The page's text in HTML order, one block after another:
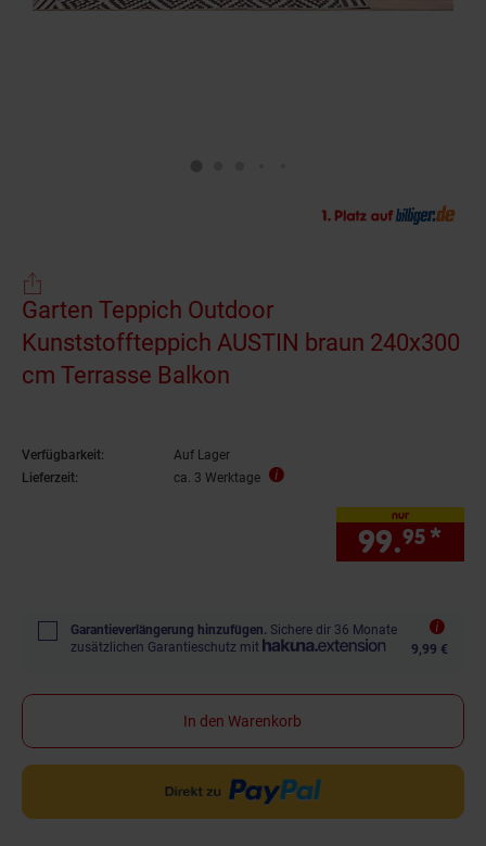
Garten Teppich Outdoor
Kunststoffteppich AUSTIN braun 240x300
cm Terrasse Balkon
Verfügbarkeit:
Auf Lager
Lieferzeit:
ca. 3 Werktage
nur
99.95 *
Garantieverlängerung hinzufügen. Sichere dir 36 Monate
zusätzlichen Garantieschutz mit
9,99 €
In den Warenkorb